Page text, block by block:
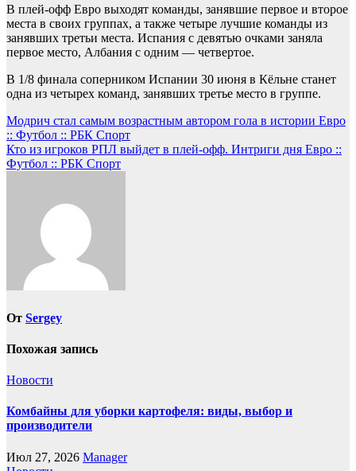
В плей-офф Евро выходят команды, занявшие первое и второе
места в своих группах, а также четыре лучшие команды из
занявших третьи места. Испания с девятью очками заняла
первое место, Албания с одним — четвертое.
В 1/8 финала соперником Испании 30 июня в Кёльне станет
одна из четырех команд, занявших третье место в группе.
Навигация
по
записям
Модрич стал самым возрастным автором гола в истории Евро
:: Футбол :: РБК Спорт
Кто из игроков РПЛ выйдет в плей-офф. Интриги дня Евро ::
Футбол :: РБК Спорт
От Sergey
Похожая запись
Новости
Комбайны для уборки картофеля: виды, выбор и
производители
Июл 27, 2026 Manager